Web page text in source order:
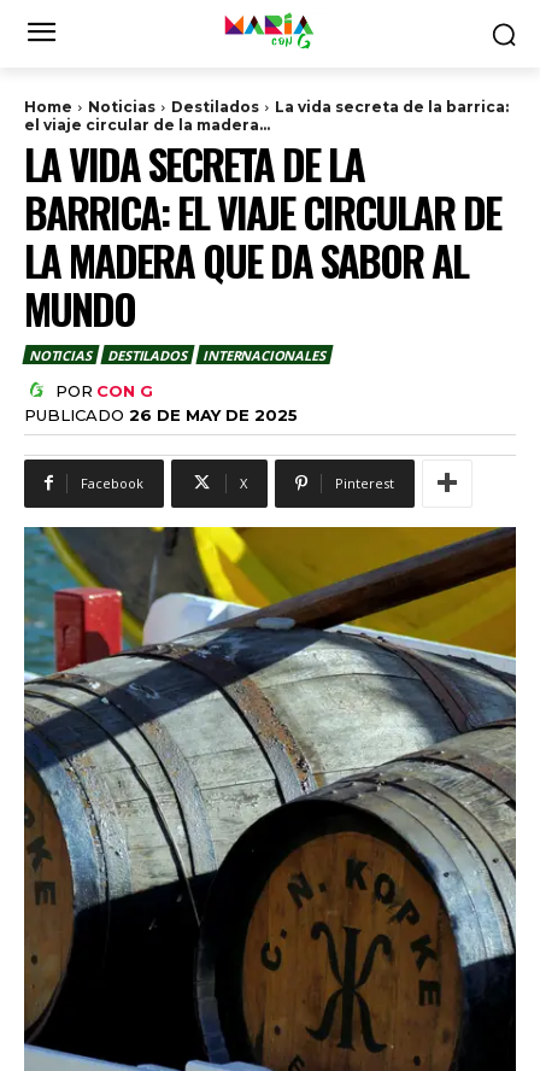
Home Noticias Destilados
La vida secreta de la barrica:
el viaje circular de la madera...
LA VIDA SECRETA DE LA
BARRICA: EL VIAJE CIRCULAR DE
LA MADERA QUE DA SABOR AL
MUNDO
NOTICIAS DESTILADOS INTERNACIONALES
POR CON G
PUBLICADO 26 DE MAY DE 2025
Facebook X Pinterest